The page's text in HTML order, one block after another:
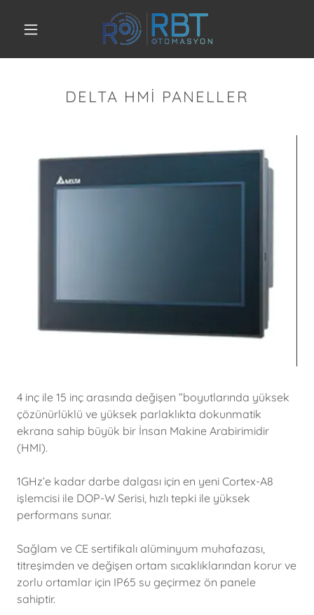
DELTA HMI PANELLER
4 inç ile 15 inç arasında değişen ”boyutlarında yüksek
çözünürlüklü ve yüksek parlaklıkta dokunmatik
ekrana sahip büyük bir İnsan Makine Arabirimidir
(HMI).
1GHz’e kadar darbe dalgası için en yeni Cortex-A8
işlemcisi ile DOP-W Serisi, hızlı tepki ile yüksek
performans sunar.
Sağlam ve CE sertifikalı alüminyum muhafazası,
titreşimden ve değişen ortam sıcaklıklarından korur ve
zorlu ortamlar için IP65 su geçirmez ön panele
sahiptir.